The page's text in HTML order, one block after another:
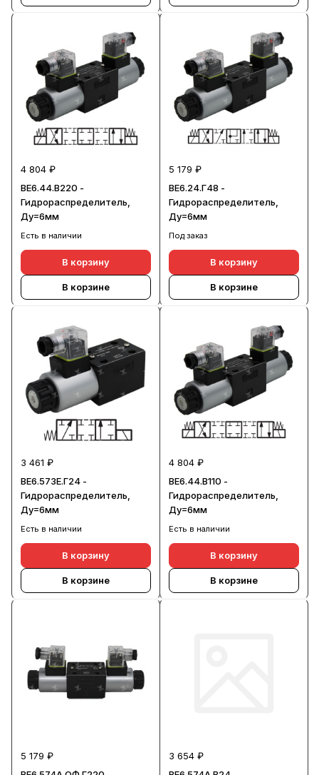
4 804 ₽
ВЕ6.44.В220 -
Гидрораспределитель,
Ду=6мм
Есть в наличии
В корзину
В корзине
5 179 ₽
ВЕ6.24.Г48 -
Гидрораспределитель,
Ду=6мм
Под заказ
В корзину
В корзине
3 461 ₽
ВЕ6.573Е.Г24 -
Гидрораспределитель,
Ду=6мм
Есть в наличии
В корзину
В корзине
4 804 ₽
ВЕ6.44.В110 -
Гидрораспределитель,
Ду=6мм
Есть в наличии
В корзину
В корзине
5 179 ₽
3 654 ₽